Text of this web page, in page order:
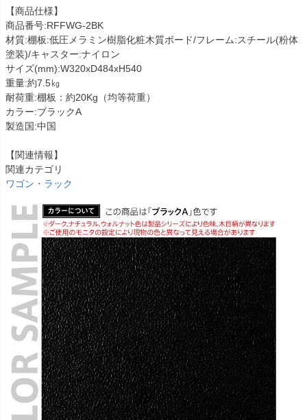
【商品仕様】
商品番号:RFFWG-2BK
材質:棚板:低圧メラミン樹脂化粧木質ボード/フレーム:スチール(粉体
塗装)/キャスター:ナイロン
サイズ(mm):W320xD484xH540
重量:約7.5㎏
耐荷重:棚板：約20Kg（均等荷重）
カラー:ブラックA
製造国:中国
【関連情報】
関連カテゴリ
ワゴン・ラック